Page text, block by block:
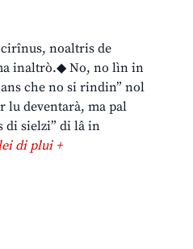
cirînus, noaltris de
inaltrò.◆ No, no lìn in
che no si rindin” nol
lu deventarà, ma pal
di sielzi” di lâ in
di plui +